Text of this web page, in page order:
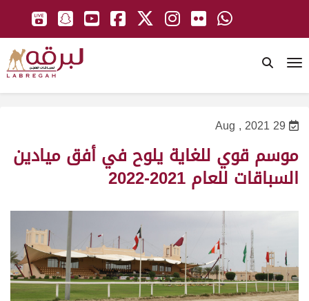
29 Aug , 2021
موسم قوي للغاية يلوح في أفق ميادين
السباقات للعام 2021-2022